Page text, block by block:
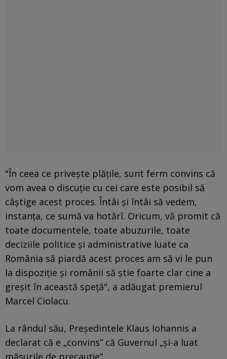
"În ceea ce priveşte plăţile, sunt ferm convins că
vom avea o discuţie cu cei care este posibil să
câştige acest proces. Întâi şi întâi să vedem,
instanţa, ce sumă va hotărî. Oricum, vă promit că
toate documentele, toate abuzurile, toate
deciziile politice şi administrative luate ca
România să piardă acest proces am să vi le pun
la dispoziţie şi românii să ştie foarte clar cine a
greşit în această speţă", a adăugat premierul
Marcel Ciolacu.
La rândul său, Președintele Klaus Iohannis a
declarat că e „convins” că Guvernul „și-a luat
măsurile de precauție”.